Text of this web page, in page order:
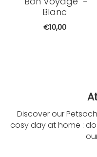
Blanc
€10,00
Discover our
cosy day at home :